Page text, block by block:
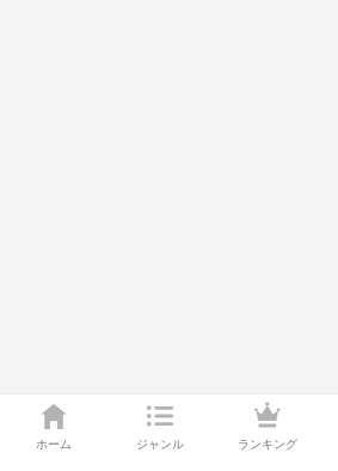
ホーム ジャンル ランキング